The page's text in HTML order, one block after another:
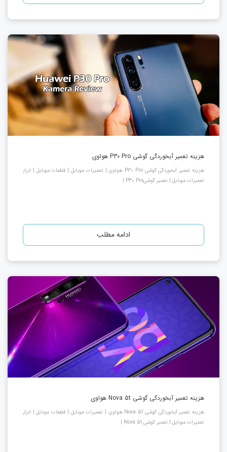
هزینه تعمیر آبخوردگی گوشی P30 Pro هواوی
هزینه تعمیر آبخوردگی گوشی P30 Pro هواوی | تعمیرات موبایل | قطعات موبایل | ابزار
تعمیرات موبایل | تعمیر گوشیP30 Pro |
ادامه مطلب
هزینه تعمیر آبخوردگی گوشی Nova 5t هواوی
هزینه تعمیر آبخوردگی گوشی Nova 5t هواوی | تعمیرات موبایل | قطعات موبایل | ابزار
تعمیرات موبایل | تعمیر گوشی Nova 5t |